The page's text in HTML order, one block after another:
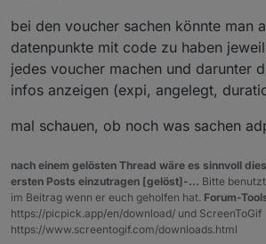
bei den voucher sachen könnte man
datenpunkte mit code zu haben
jedes voucher machen und darunter
infos anzeigen (expi, angelegt,
mal schauen, ob noch was sachen
nach einem gelösten Thread wäre es sinnvoll
ersten Posts einzutragen [gelöst]-... Bitte
im Beitrag wenn er euch geholfen hat. Forum-
https://picpick.app/en/download/ und ScreenToGif
https://www.screentogif.com/downloads.html